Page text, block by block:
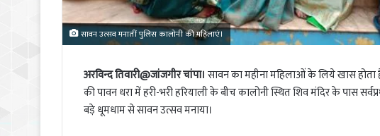
सावन उत्सव मनातीं पुलिस कालोनी की महिलाएं।
अरविन्द तिवारी@जांजगीर चांपा। सावन का महीना महिलाओं के लिये खास
की पावन धरा में हरी-भरी हरियाली के बीच कालोनी स्थित शिव मंदिर के पास
बड़े धूमधाम से सावन उत्सव मनाया।